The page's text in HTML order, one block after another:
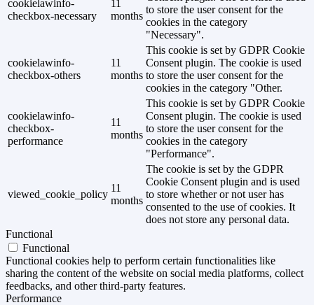
cookielawinfo-
checkbox-necessary
11
months
to store the user consent for the
cookies in the category
"Necessary".
cookielawinfo-
checkbox-others
11
months
This cookie is set by GDPR Cookie
Consent plugin. The cookie is used
to store the user consent for the
cookies in the category "Other.
cookielawinfo-
checkbox-
performance
11
months
This cookie is set by GDPR Cookie
Consent plugin. The cookie is used
to store the user consent for the
cookies in the category
"Performance".
viewed_cookie_policy
11
months
The cookie is set by the GDPR
Cookie Consent plugin and is used
to store whether or not user has
consented to the use of cookies. It
does not store any personal data.
Functional
Functional
Functional cookies help to perform certain functionalities like
sharing the content of the website on social media platforms, collect
feedbacks, and other third-party features.
Performance